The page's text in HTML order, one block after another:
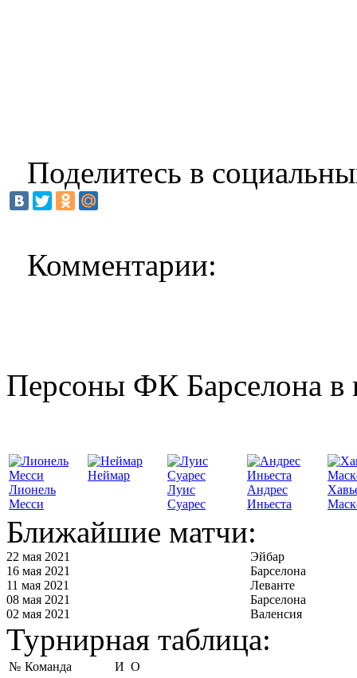
Поделитесь в
Комментарии:
Персоны ФК Барселона в
Лионель
Месси
Неймар
Луис
Суарес
Андрес
Иньеста
Ближайшие матчи:
22 мая 2021
Эйбар
16 мая 2021
Барселона
11 мая 2021
Леванте
08 мая 2021
Барселона
02 мая 2021
Валенсия
Турнирная таблица:
№ Команда И О